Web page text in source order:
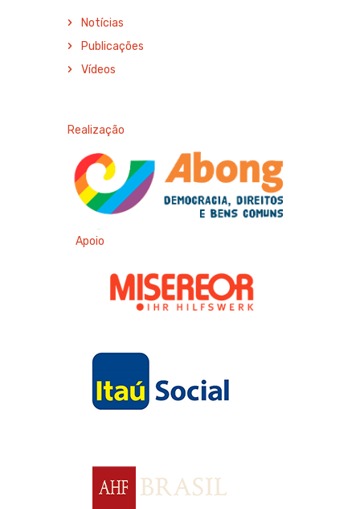
Notícias
Publicações
Vídeos
Realização
Apoio